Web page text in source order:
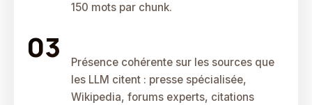
150 mots par chunk.
Présence cohérente sur les sources que
les LLM citent : presse spécialisée,
Wikipedia, forums experts, citations